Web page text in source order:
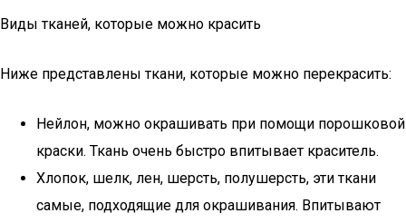
Виды тканей, которые можно красить
Ниже представлены ткани, которые можно перекрасить:
Нейлон, можно окрашивать при помощи порошковой
краски. Ткань очень быстро впитывает краситель.
Хлопок, шелк, лен, шерсть, полушерсть, эти ткани
самые, подходящие для окрашивания. Впитывают